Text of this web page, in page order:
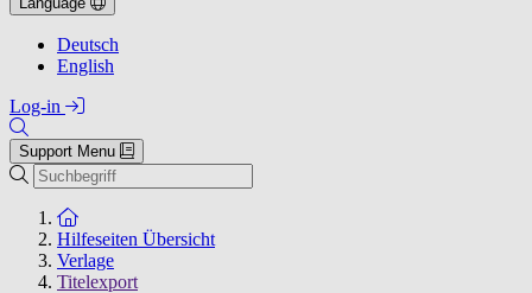
Deutsch
English
Log-in
Support Menu
Suchen
Zur Startseite
Hilfeseiten Übersicht
Verlage
Titelexport